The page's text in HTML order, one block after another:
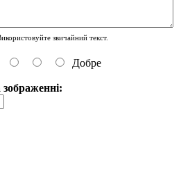
звичайний текст.
Добре